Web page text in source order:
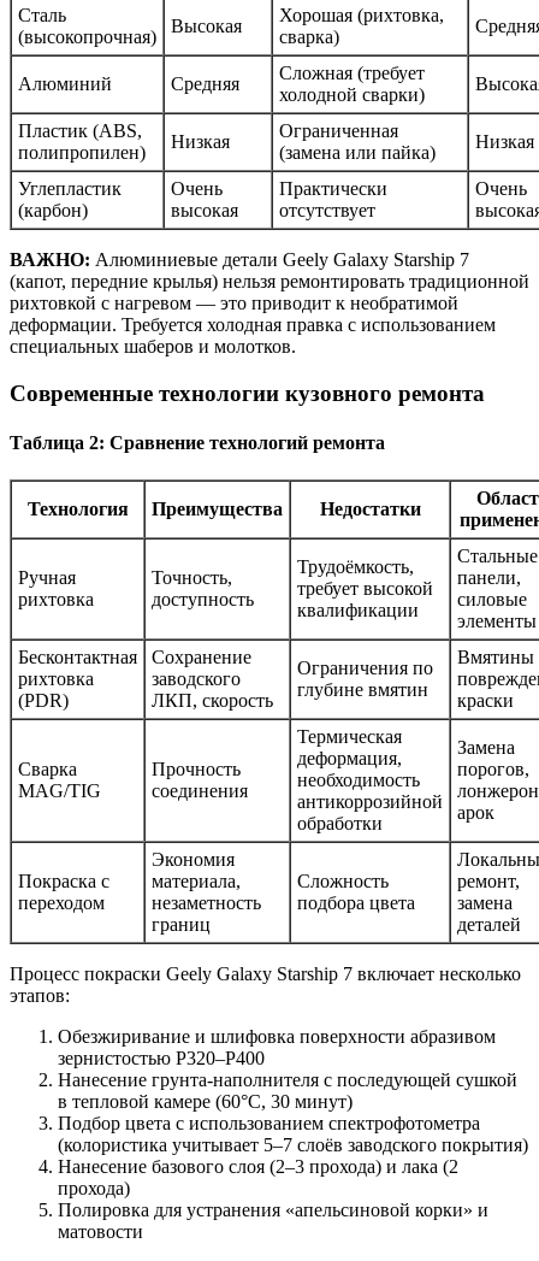
Сталь
(высокопрочная)
Высокая
Хорошая (рихтовка,
сварка)
Алюминий Средняя
Сложная (требует
холодной сварки)
Пластик (ABS,
полипропилен)
Низкая
Ограниченная
(замена или пайка)
Низкая
Углепластик
(карбон)
Очень
высокая
Практически
отсутствует
Очень
ВАЖНО: Алюминиевые детали Geely Galaxy Starship 7
(капот, передние крылья) нельзя ремонтировать традиционной
рихтовкой с нагревом — это приводит к необратимой
деформации. Требуется холодная правка с использованием
специальных шаберов и молотков.
Современные технологии кузовного ремонта
Таблица 2: Сравнение технологий ремонта
Технология Преимущества Недостатки
Ручная
рихтовка
Точность,
доступность
Трудоёмкость,
требует высокой
квалификации
Стальные
панели,
силовые
элементы
Бесконтактная
рихтовка
(PDR)
Сохранение
заводского
ЛКП, скорость
Ограничения по
глубине вмятин
Вмятины
краски
Сварка
MAG/TIG
Прочность
соединения
Термическая
деформация,
необходимость
антикоррозийной
обработки
Замена
порогов,
арок
Покраска с
переходом
Экономия
материала,
незаметность
границ
Сложность
подбора цвета
ремонт,
замена
деталей
Процесс покраски Geely Galaxy Starship 7 включает несколько
этапов:
Обезжиривание и шлифовка поверхности абразивом
зернистостью P320–P400
Нанесение грунта-наполнителя с последующей сушкой
в тепловой камере (60°C, 30 минут)
Подбор цвета с использованием спектрофотометра
(колористика учитывает 5–7 слоёв заводского покрытия)
Нанесение базового слоя (2–3 прохода) и лака (2
прохода)
Полировка для устранения «апельсиновой корки» и
матовости